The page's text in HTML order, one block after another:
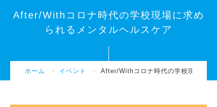
After/Withコロナ時代の学校現場に求め
られるメンタルヘルスケア
ホーム ＞ イベント ＞ After/Withコロナ時代の学校現場に